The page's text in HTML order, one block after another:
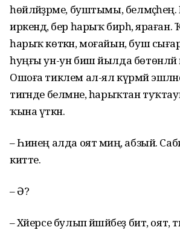
һөйләйҙәрме, буштымы,
иркендә, бер һарыҡ бирһә,
һарыҡ көткән, моғайын, буш
һуңғы ун-ун биш йылда бөтөнләй
Ошоға тиклем ал-ял күрмәй эшләне
тигәнде белмәне, һарыҡтан
ҡына үткән.
– Һинең алда оят миңә, абзый.
китте.
– Ә?
– Хәйерсе булып йәшәйбеҙ бит,